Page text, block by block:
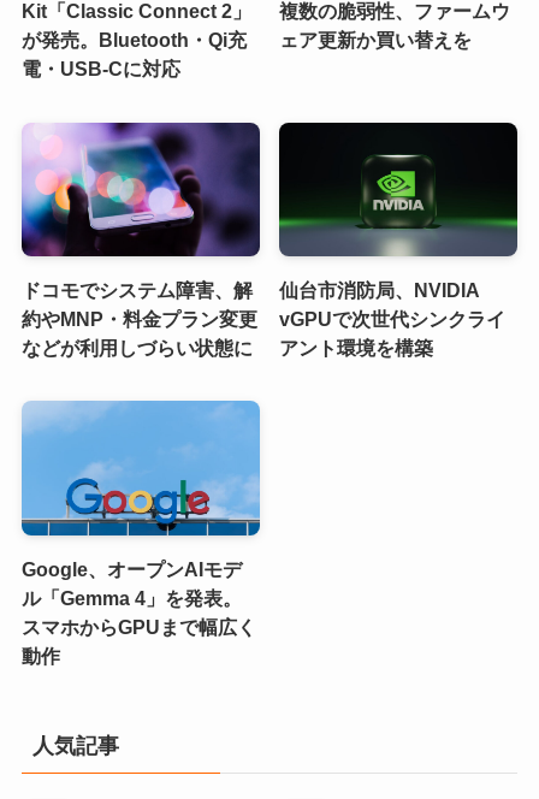
Kit「Classic Connect 2」
が発売。Bluetooth・Qi充
電・USB-Cに対応
複数の脆弱性、ファームウ
ェア更新か買い替えを
ドコモでシステム障害、解
約やMNP・料金プラン変更
などが利用しづらい状態に
仙台市消防局、NVIDIA
vGPUで次世代シンクライ
アント環境を構築
Google、オープンAIモデ
ル「Gemma 4」を発表。
スマホからGPUまで幅広く
動作
人気記事